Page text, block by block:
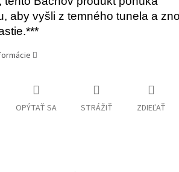
aby vyšli z temného tunela a
OPÝTAŤ SA STRÁŽIŤ ZDIEĽAŤ